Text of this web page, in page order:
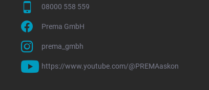
08000 558 559
Prema GmbH
prema_gmbh
https://www.youtube.com/@PREMAaskon